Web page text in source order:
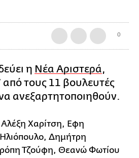
0
η Νέα Αριστερά,
τους 11 βουλευτές
ανεξαρτητοποιηθούν.
Αλέξη Χαρίτση, Εφη
Δημήτρη
Τζούφη, Θεανώ Φωτίου